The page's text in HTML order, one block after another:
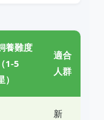
養難度
（1-5
）
適合
人群
新